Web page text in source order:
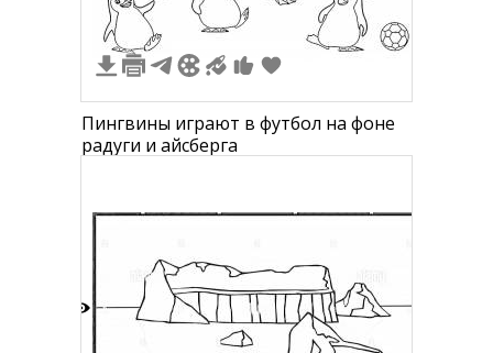
Пингвины играют в футбол на фоне
радуги и айсберга